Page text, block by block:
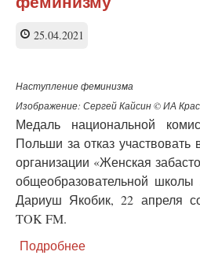
25.04.2021
Наступление феминизма
Изображение: Сергей Кайсин © ИА
Медаль национальной
Польши за отказ участвовать
организации «Женская
общеобразовательной
Дариуш Якобик, 22 апреля
TOK FM.
Подробнее